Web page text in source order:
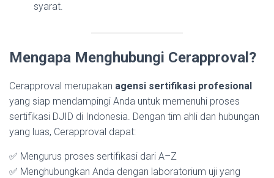
syarat.
Mengapa Menghubungi Cerapproval?
Cerapproval merupakan agensi sertifikasi profesional
yang siap mendampingi Anda untuk memenuhi proses
sertifikasi DJID di Indonesia. Dengan tim ahli dan hubungan
yang luas, Cerapproval dapat:
✅ Mengurus proses sertifikasi dari A–Z
✅ Menghubungkan Anda dengan laboratorium uji yang